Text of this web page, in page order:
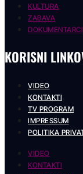
KULTURA
ZABAVA
DOKUMENTARCI
KORISNI
VIDEO
KONTAKTI
TV PROGRAM
IMPRESSUM
POLITIKA
VIDEO
KONTAKTI